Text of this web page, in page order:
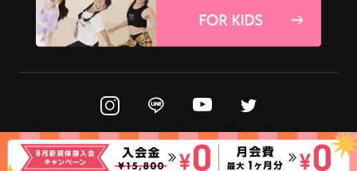
© 2025 REI DANCE COLLECTION Co.,Ltd.